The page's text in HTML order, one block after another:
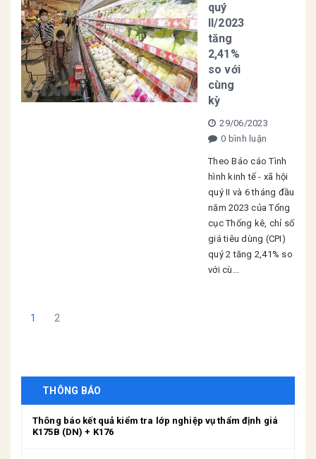
quý
II/2023
tăng
2,41%
so với
cùng
kỳ
29/06/2023
0 bình luận
Theo Báo cáo Tình
hình kinh tế - xã hội
quý II và 6 tháng đầu
năm 2023 của Tổng
cục Thống kê, chỉ số
giá tiêu dùng (CPI)
quý 2 tăng 2,41% so
với cù...
1 2
THÔNG BÁO
Thông báo kết quả kiểm tra lớp nghiệp vụ thẩm định giá
K175B (DN) + K176